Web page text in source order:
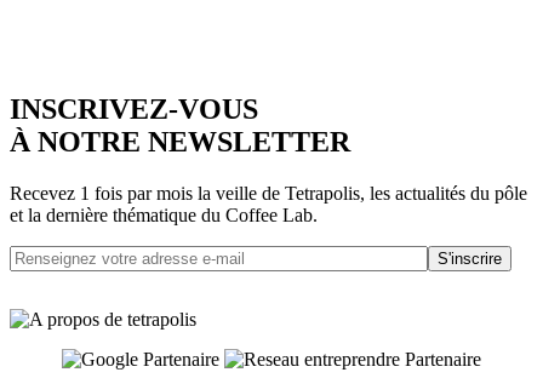
INSCRIVEZ-VOUS
À NOTRE NEWSLETTER
Recevez 1 fois par mois la veille de Tetrapolis, les actualités du pôle
et la dernière thématique du Coffee Lab.
S'inscrire